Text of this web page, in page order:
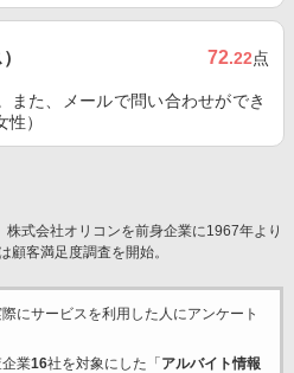
72.22点
また、メールで問い合わせができ
）
株式会社オリコンを前身企業に1967年より
顧客満足度調査を開始。
にサービスを利用した 人にアンケート
業16社を対象にした「 アルバイト情報